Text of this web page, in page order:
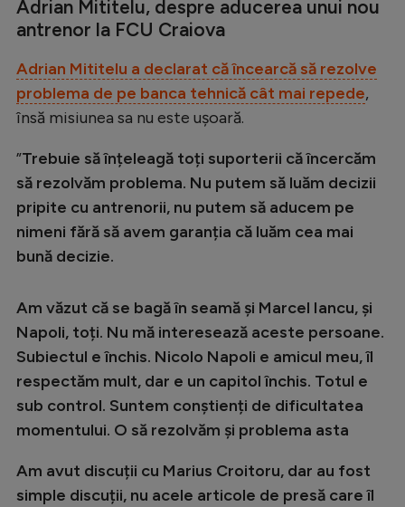
Adrian Mititelu, despre aducerea unui nou
antrenor la FCU Craiova
Adrian Mititelu a declarat că încearcă să rezolve
problema de pe banca tehnică cât mai repede,
însă misiunea sa nu este ușoară.
”Trebuie să înțeleagă toți suporterii că încercăm
să rezolvăm problema. Nu putem să luăm decizii
pripite cu antrenorii, nu putem să aducem pe
nimeni fără să avem garanția că luăm cea mai
bună decizie.
Am văzut că se bagă în seamă și Marcel Iancu, și
Napoli, toți. Nu mă interesează aceste persoane.
Subiectul e închis. Nicolo Napoli e amicul meu, îl
respectăm mult, dar e un capitol închis. Totul e
sub control. Suntem conștienți de dificultatea
momentului. O să rezolvăm și problema asta
Am avut discuții cu Marius Croitoru, dar au fost
simple discuții, nu acele articole de presă care îl